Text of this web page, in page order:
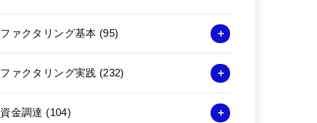
ファクタリング基本 (95)
ファクタリング実践 (232)
資金調達 (104)